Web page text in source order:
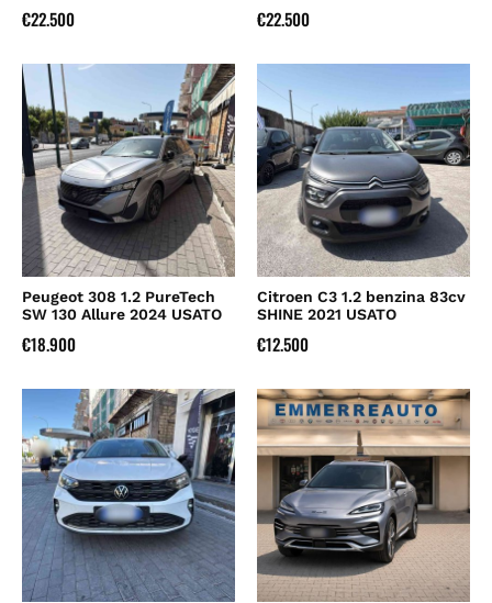
€22.500 €22.500
Peugeot 308 1.2 PureTech
SW 130 Allure 2024 USATO
€18.900
Citroen C3 1.2 benzina 83cv
SHINE 2021 USATO
€12.500